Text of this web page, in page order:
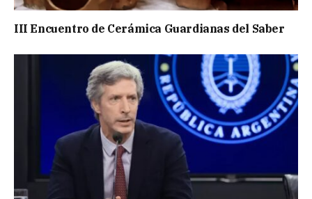
III Encuentro de Cerámica Guardianas del Saber